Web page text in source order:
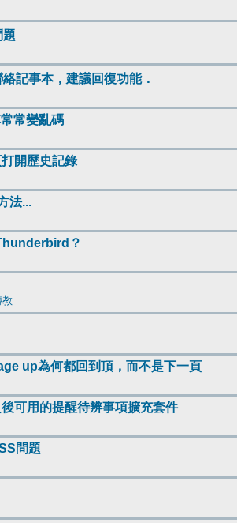
記事本，建議回復功能．
常變亂碼
開歷史記錄
法...
？
教
up為何都回到頂，而不是下一頁
可用的提醒待辨事項擴充套件
問題